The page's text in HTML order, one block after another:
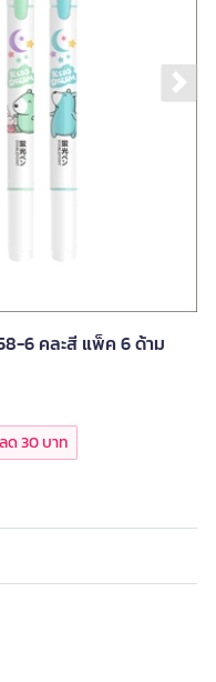
6 คละสี แพ็ค 6 ด้าม
ด 30 บาท